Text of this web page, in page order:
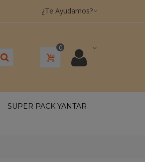
¿Te Ayudamos?
0
SUPER PACK YANTAR